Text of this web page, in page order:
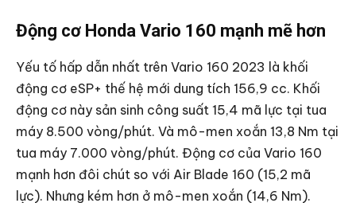
Động cơ Honda Vario 160 mạnh mẽ hơn
Yếu tố hấp dẫn nhất trên Vario 160 2023 là khối
động cơ eSP+ thế hệ mới dung tích 156,9 cc. Khối
động cơ này sản sinh công suất 15,4 mã lực tại tua
máy 8.500 vòng/phút. Và mô-men xoắn 13,8 Nm tại
tua máy 7.000 vòng/phút. Động cơ của Vario 160
mạnh hơn đôi chút so với Air Blade 160 (15,2 mã
lực). Nhưng kém hơn ở mô-men xoắn (14,6 Nm).